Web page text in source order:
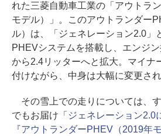
れた三菱自動車工業の「アウトラ
モデル）」。このアウトランダー
ル）は、「ジェネレーション2.0」
PHEVシステムを搭載し、エンジ
から2.4リッターへと拡大。マイナ
付けながら、中身は大幅に変更され
その雪上での走りについては、
でもお届け「 ジェネレーション2.0
『アウトランダーPHEV（2019年